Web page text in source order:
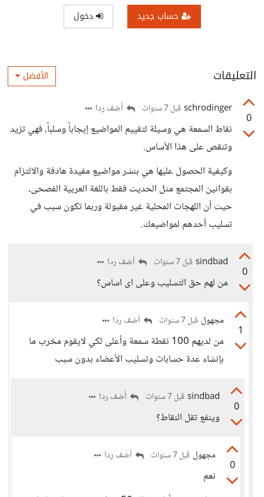
حساب جديد دخول
التعليقات الأفضل
0
schrodinger قبل 7 سنوات أضف ردا
نقاط السمعة هي وسيلة لتقييم المواضيع إيجاباً وسلباً، فهي تزيد
وتنقص على هذا الأساس.
وكيفية الحصول عليها هي بنشر مواضيع مفيدة هادفة والالتزام
بقوانين المجتمع مثل الحديث فقط باللغة العربية الفصحى،
حيث أن اللهجات المحلية غير مقبولة وربما تكون سبب في
تسليب أحدهم لمواضيعك.
0
sindbad قبل 7 سنوات أضف ردا
من لهم حق التسليب وعلى اى اساس؟
1
مجهول قبل 7 سنوات أضف ردا
من لديهم 100 نقطة سمعة وأعلى لكي لايقوم مخرب ما
بإنشاء عدة حسابات وتسليب الأعضاء بدون سبب
0
sindbad قبل 7 سنوات أضف ردا
وينفع تقل النقاط؟
0
مجهول قبل 7 سنوات أضف ردا
نعم